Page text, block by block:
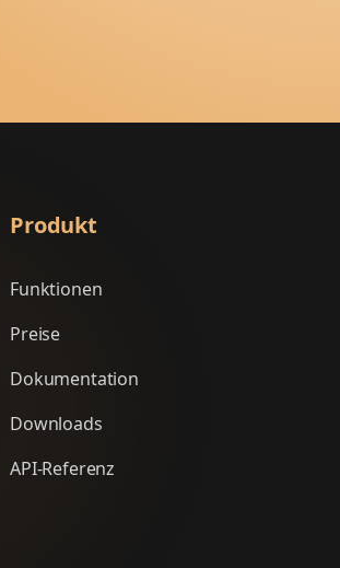
Produkt
Funktionen
Preise
Dokumentation
Downloads
API-Referenz